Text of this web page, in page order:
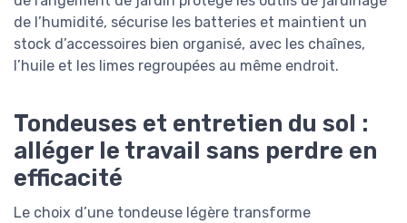
de l’humidité, sécurise les batteries et maintient un
stock d’accessoires bien organisé, avec les chaînes,
l’huile et les limes regroupées au même endroit.
Tondeuses et entretien du sol :
alléger le travail sans perdre en
efficacité
Le choix d’une tondeuse légère transforme